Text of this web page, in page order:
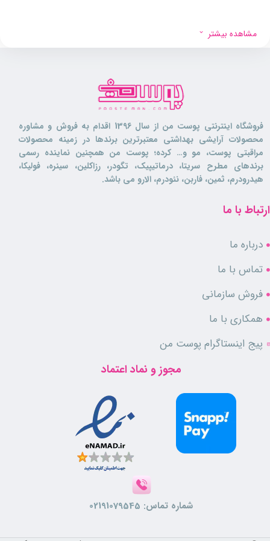
مشاهده بیشتر
فروشگاه اینترنتی پوست من از سال 1396 اقدام به فروش و مشاوره
محصولات آرایشی بهداشتی معتبرترین برندها در زمینه محصولات
مراقبتی پوست، مو و… کرده؛ پوست من همچنین نماینده رسمی
برندهای مطرح سریتا، درماتیپیک، تگودر، رزاکلین، سینره، فولیکا،
هیدرودرم، ثمین، فاربن، نئودرم، الارو می باشد.
ارتباط با ما
درباره ما
تماس با ما
فروش سازمانی
همکاری با ما
پیج اینستاگرام پوست من
مجوز و نماد اعتماد
شماره تماس: 02191079545